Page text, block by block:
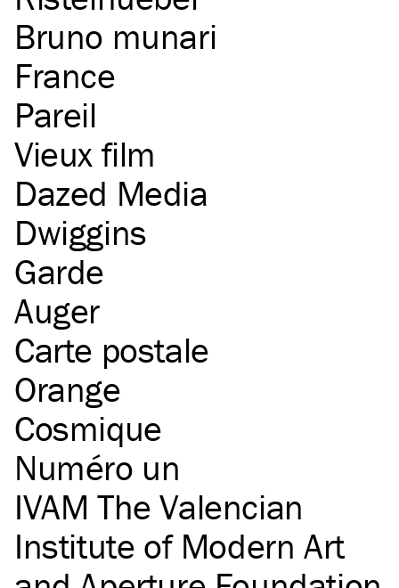
Bruno munari
France
Pareil
Vieux film
Dazed Media
Dwiggins
Garde
Auger
Carte postale
Orange
Cosmique
Numéro un
IVAM The Valencian
Institute of Modern Art